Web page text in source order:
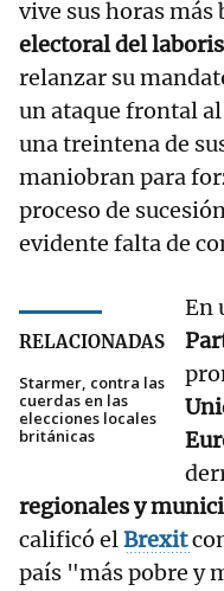
vive sus horas más
electoral del
relanzar su
un ataque frontal
una treintena de
maniobran para
proceso de
evidente falta de
RELACIONADAS
Starmer, contra las
cuerdas en las
elecciones locales
británicas
En
regionales y
calificó elBrexit
país "más pobre y